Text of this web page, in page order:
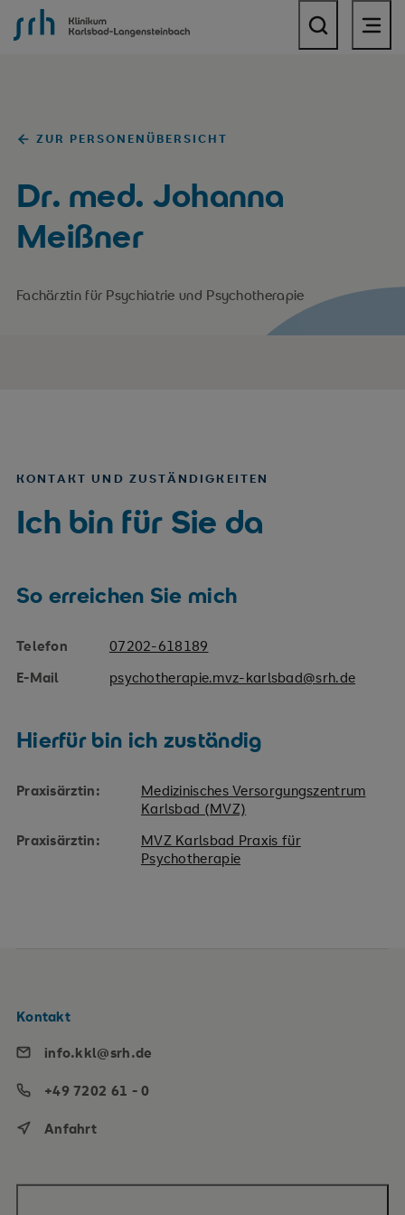
SRH Klinikum Karlsbad-Langensteinbach
ZUR PERSONENÜBERSICHT
Dr. med. Johanna
Meißner
Fachärztin für Psychiatrie und Psychotherapie
KONTAKT UND ZUSTÄNDIGKEITEN
Ich bin für Sie da
So erreichen Sie mich
Telefon
07202-618189
E-Mail
psychotherapie.mvz-karlsbad@srh.de
Hierfür bin ich zuständig
Praxisärztin:
Medizinisches Versorgungszentrum
Karlsbad (MVZ)
Praxisärztin:
MVZ Karlsbad Praxis für
Psychotherapie
Kontakt
info.kkl@srh.de
+49 7202 61 - 0
Anfahrt